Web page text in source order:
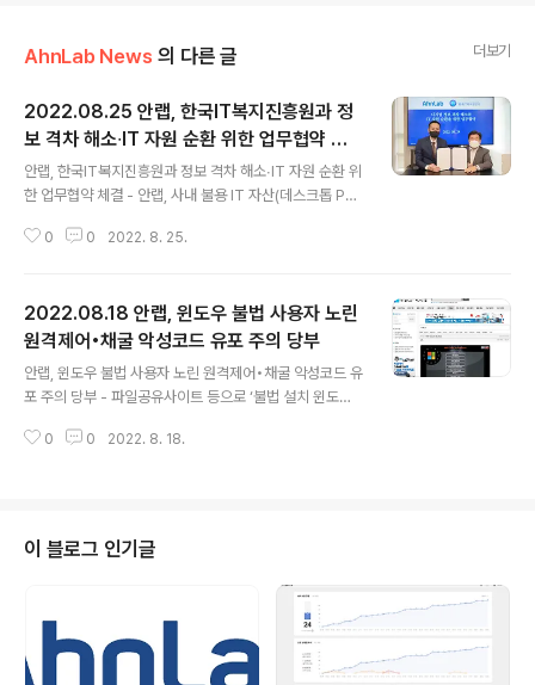
AhnLab News 의 다른 글 더보기
2022.08.25 안랩, 한국IT복지진흥원과 정
보 격차 해소∙IT 자원 순환 위한 업무협약 체
결
안랩, 한국IT복지진흥원과 정보 격차 해소∙IT 자원 순환 위
한 업무협약 체결 - 안랩, 사내 불용 IT 자산(데스크톱 PC,
지진흥원에서 안랩의 기증 자산 재정비해 성남 지역 저소
기여 목적 안랩(대표 강석균, www.ahnlab.com)이 8월
24일 한국IT복지진흥원(원장 정일섭, www.bokjinara.
or.kr )과 성남 지역 내 디지털 정보 격차 해소와 IT 자원
순환을 위한 업무협약(MOU)을 체결했다. 이번 MOU로
안랩은 사내 불용IT자산(*)을 한국IT복지진흥원에 기증하
고, 한국IT복지진흥원은 기증 받은 물품을..
0 0 2022. 8. 25.
2022.08.18 안랩, 윈도우 불법 사용자 노린
원격제어•채굴 악성코드 유포 주의 당부
안랩, 윈도우 불법 사용자 노린 원격제어•채굴 악성코드 유
포 주의 당부 - 파일공유사이트 등으로 ‘불법 설치 윈도우
일 속 악성 실행파일(KMS Tools Unpack.exe) 열면 원
e) 실행시점에서 해당 악성파일을 진단 중 - ▲불법 콘텐
츠 다운로드 금지 ▲인터넷 상 파일 다운로드 시 공식 홈페
이지 이용 ▲OS 및 인터넷 브라우저, 응용프로그램, 오피
스 SW 등 프로그램의 최신 버전 유지 및 보안 패치 적용
▲최신 버전 백신 사용 및 실시간 감시 적용 등 보안수칙 ..
0 0 2022. 8. 18.
이 블로그 인기글